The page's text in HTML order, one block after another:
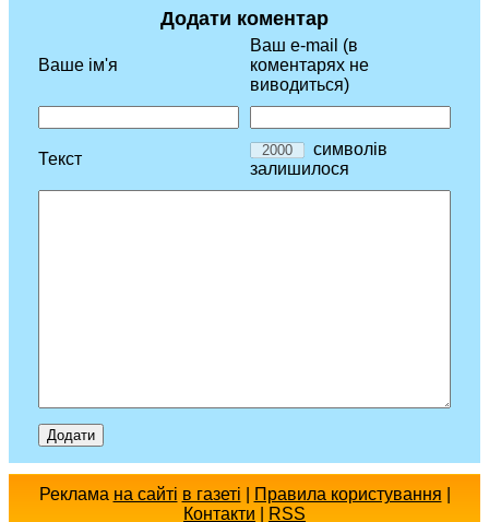
Додати коментар
Ваше ім'я
Ваш e-mail (в
коментарях не
виводиться)
Текст
символів
залишилося
Реклама на сайті в газеті Правила користування
Контакти
RSS